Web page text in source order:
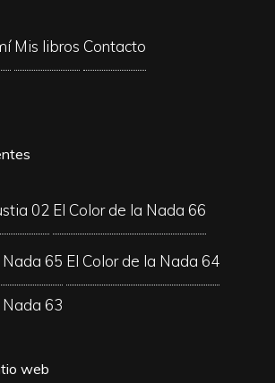
Mis libros Contacto
02 El Color de la Nada 66
Nada 65 El Color de la Nada 64
Nada 63
web